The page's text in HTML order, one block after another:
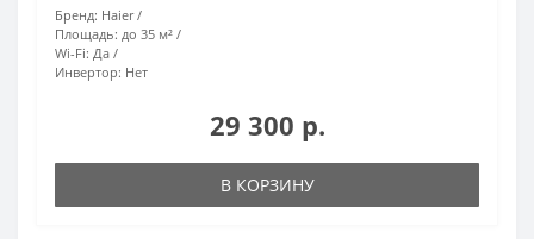
Бренд: Haier
Площадь: до 35 м²
Wi-Fi: Да
Инвертор: Нет
29 300 р.
В КОРЗИНУ